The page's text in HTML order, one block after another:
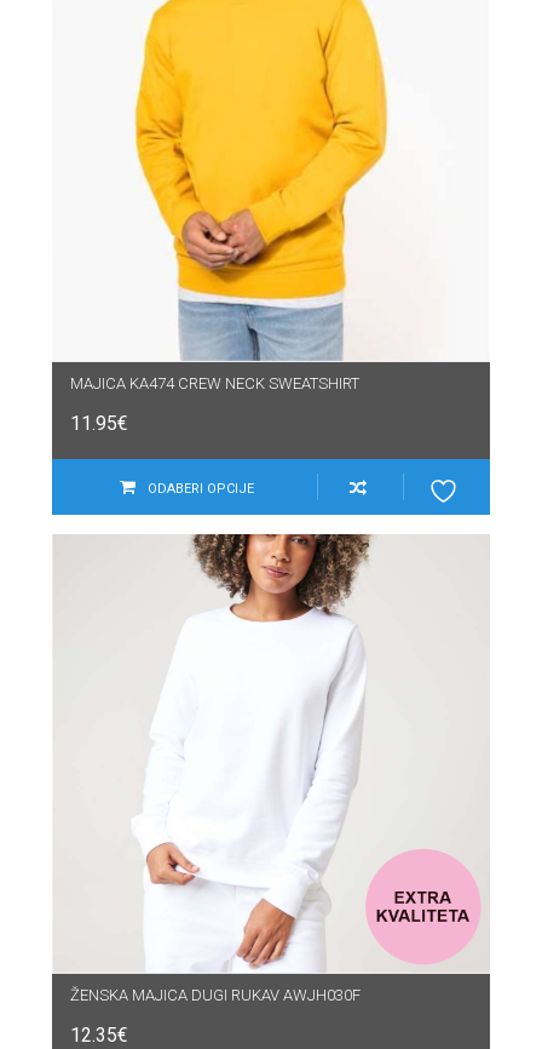
MAJICA KA474 CREW NECK SWEATSHIRT
11.95€
ODABERI OPCIJE
ŽENSKA MAJICA DUGI RUKAV AWJH030F
12.35€